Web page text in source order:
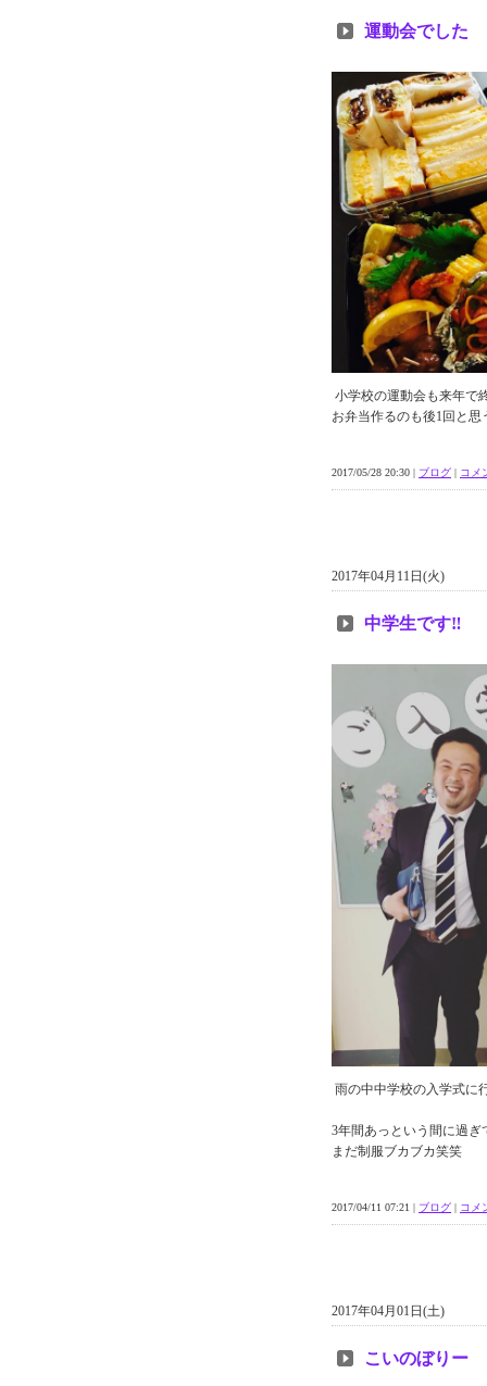
運動会でした
小学校の運動会も来年で
お弁当作るのも後1回と
2017/05/28 20:30 | ブログ | コメ
2017年04月11日(火)
中学生です‼︎
雨の中中学校の入学式に
3年間あっという間に過
まだ制服ブカブカ笑笑
2017/04/11 07:21 | ブログ | コメ
2017年04月01日(土)
こいのぼりー